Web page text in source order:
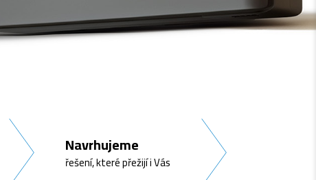
Navrhujeme
řešení, které přežijí i Vás